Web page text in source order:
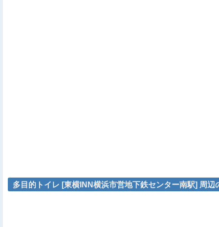
多目的トイレ [東横INN横浜市営地下鉄センター南駅] 周